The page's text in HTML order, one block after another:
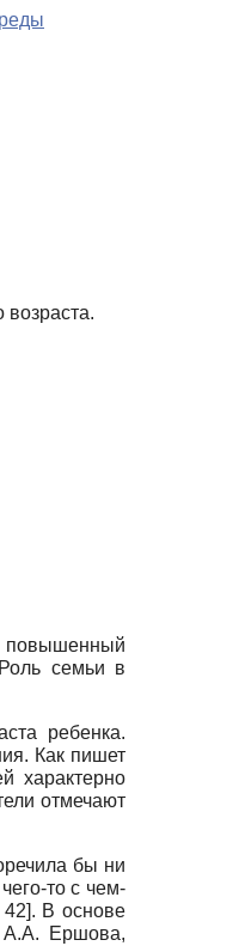
возраста.
повышенный
семьи в
ребенка.
Как пишет
характерно
отмечают
бы ни
то с чем-
. В основе
А.А. Ершова,